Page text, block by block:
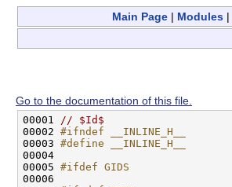
Main Page | Modules |
Go to the documentation of this file.
00001
// $Id$
00002 #ifndef __INLINE_H__
00003 #define __INLINE_H__
00004
00005 #ifdef GIDS
00006